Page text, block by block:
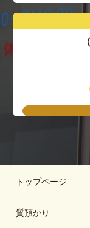
トップページ
質預かり